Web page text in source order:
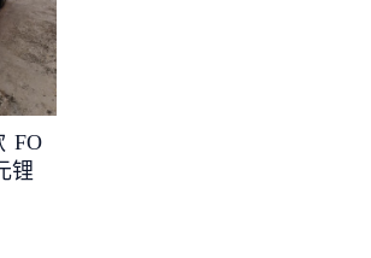
FO
锂